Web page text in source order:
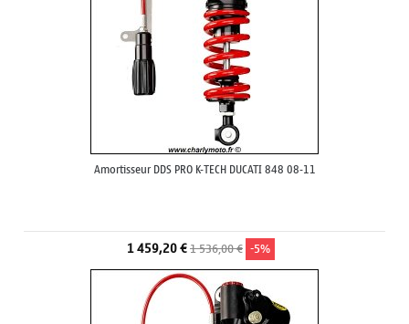
Amortisseur DDS PRO K-TECH DUCATI 848 08-11
1 459,20 €1 536,00 € -5%